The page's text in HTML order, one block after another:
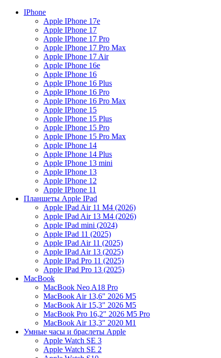
IPhone
Apple IPhone 17e
Apple IPhone 17
Apple IPhone 17 Pro
Apple IPhone 17 Pro Max
Apple IPhone 17 Air
Apple IPhone 16e
Apple IPhone 16
Apple IPhone 16 Plus
Apple IPhone 16 Pro
Apple IPhone 16 Pro Max
Apple IPhone 15
Apple IPhone 15 Plus
Apple IPhone 15 Pro
Apple IPhone 15 Pro Max
Apple IPhone 14
Apple IPhone 14 Plus
Apple IPhone 13 mini
Apple IPhone 13
Apple IPhone 12
Apple IPhone 11
Планшеты Apple IPad
Apple IPad Air 11 М4 (2026)
Apple IPad Air 13 М4 (2026)
Apple IPad mini (2024)
Apple IPad 11 (2025)
Apple IPad Air 11 (2025)
Apple IPad Air 13 (2025)
Apple IPad Pro 11 (2025)
Apple IPad Pro 13 (2025)
MacBook
MacBook Neo A18 Pro
MacBook Air 13,6" 2026 M5
MacBook Air 15,3" 2026 M5
MacBook Pro 16,2" 2026 M5 Pro
MacBook Air 13,3" 2020 M1
Умные часы и браслеты Apple
Apple Watch SE 3
Apple Watch SE 2